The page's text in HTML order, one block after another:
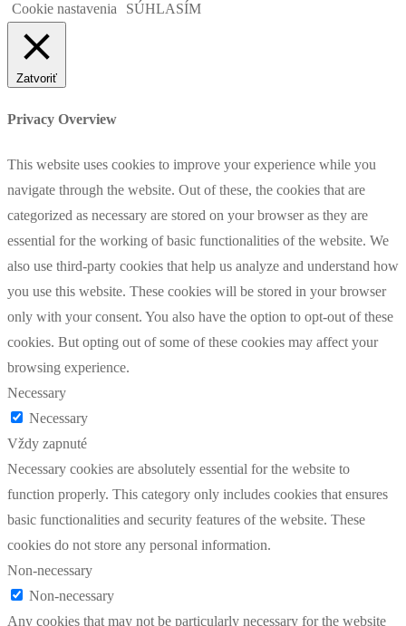
Cookie nastavenia
SÚHLASÍM
Zatvoriť
Privacy Overview
This website uses cookies to improve your experience while you
navigate through the website. Out of these, the cookies that are
categorized as necessary are stored on your browser as they are
essential for the working of basic functionalities of the website. We
also use third-party cookies that help us analyze and understand how
you use this website. These cookies will be stored in your browser
only with your consent. You also have the option to opt-out of these
cookies. But opting out of some of these cookies may affect your
browsing experience.
Necessary
Necessary
Vždy zapnuté
Necessary cookies are absolutely essential for the website to
function properly. This category only includes cookies that ensures
basic functionalities and security features of the website. These
cookies do not store any personal information.
Non-necessary
Non-necessary
Any cookies that may not be particularly necessary for the website